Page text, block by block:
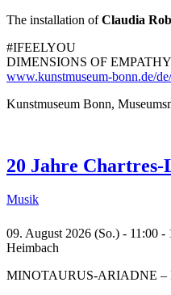
The installation ofClaudia
#IFEELYOU
DIMENSIONS OF EMPATHY
www.kunstmuseum-bonn.de/
Kunstmuseum Bonn,
20 Jahre
Musik
09. August 2026 (So.) - 11:00 -
Heimbach
MINOTAURUS-ARIADNE –